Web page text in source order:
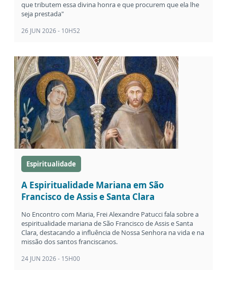
que tributem essa divina honra e que procurem que ela lhe
seja prestada"
26 JUN 2026 - 10H52
Espiritualidade
A Espiritualidade Mariana em São
Francisco de Assis e Santa Clara
No Encontro com Maria, Frei Alexandre Patucci fala sobre a
espiritualidade mariana de São Francisco de Assis e Santa
Clara, destacando a influência de Nossa Senhora na vida e na
missão dos santos franciscanos.
24 JUN 2026 - 15H00